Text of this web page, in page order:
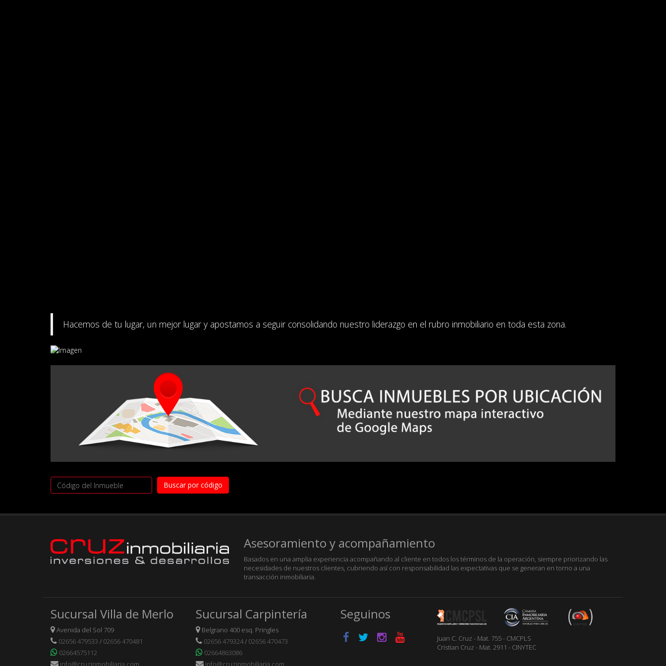
Hacemos de tu lugar, un mejor lugar y apostamos a seguir consolidando nuestro liderazgo en el rubro inmobiliario en toda esta zona.
Asesoramiento y acompañamiento
Basados en una amplia experiencia acompañando al cliente en todos los términos de la operación, siempre priorizando las
necesidades de nuestros clientes, cubriendo así con responsabilidad las expectativas que se generan en torno a una
transacción inmobiliaria.
Sucursal Villa de Merlo
Avenida del Sol 709
02656 479533 / 02656 470481
02664575112
info@cruzinmobiliaria.com
Sucursal Carpintería
Belgrano 400 esq. Pringles
02656 479324/ 02656 470473
02664863086
info@cruzinmobiliaria.com
Seguinos
Juan C. Cruz - Mat. 755 - CMCPLS
Cristian Cruz - Mat. 2911 - CINYTEC